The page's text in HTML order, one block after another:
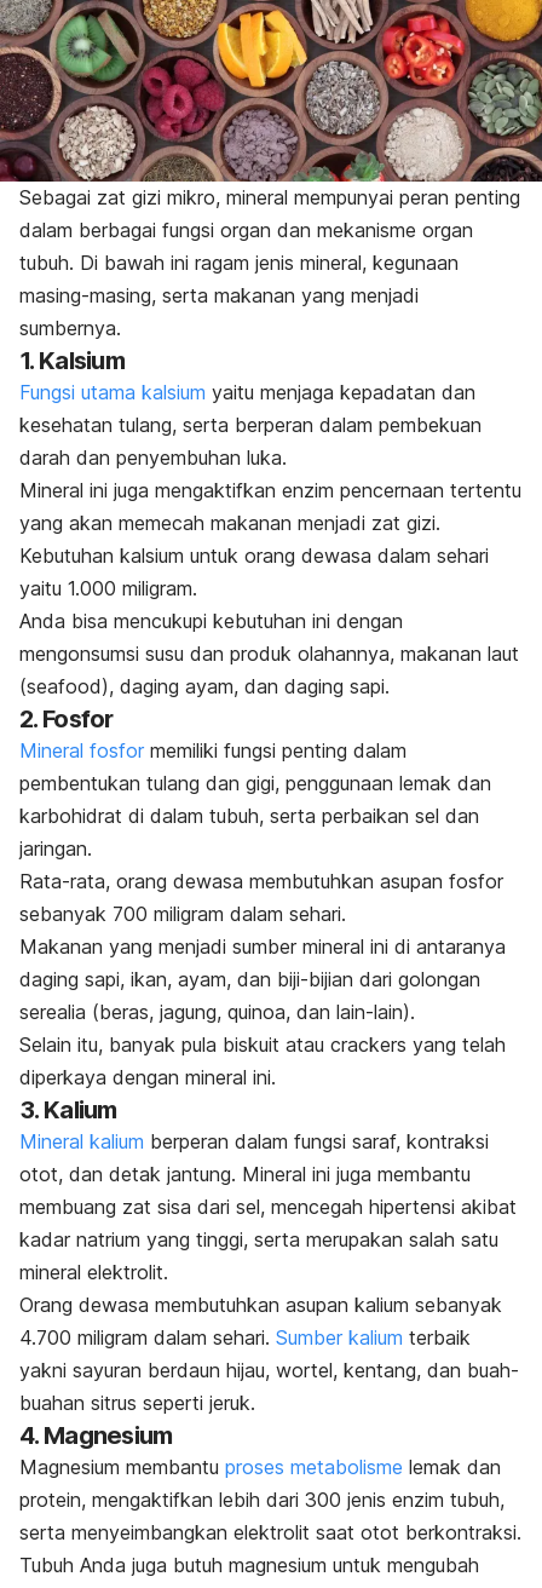
Sebagai zat gizi mikro, mineral mempunyai peran penting
dalam berbagai fungsi organ dan mekanisme organ
tubuh. Di bawah ini ragam jenis mineral, kegunaan
masing-masing, serta makanan yang menjadi
sumbernya.
1. Kalsium
Fungsi utama kalsium yaitu menjaga kepadatan dan
kesehatan tulang, serta berperan dalam pembekuan
darah dan penyembuhan luka.
Mineral ini juga mengaktifkan enzim pencernaan tertentu
yang akan memecah makanan menjadi zat gizi.
Kebutuhan kalsium untuk orang dewasa dalam sehari
yaitu 1.000 miligram.
Anda bisa mencukupi kebutuhan ini dengan
mengonsumsi susu dan produk olahannya, makanan laut
(seafood), daging ayam, dan daging sapi.
2. Fosfor
Mineral fosfor memiliki fungsi penting dalam
pembentukan tulang dan gigi, penggunaan lemak dan
karbohidrat di dalam tubuh, serta perbaikan sel dan
jaringan.
Rata-rata, orang dewasa membutuhkan asupan fosfor
sebanyak 700 miligram dalam sehari.
Makanan yang menjadi sumber mineral ini di antaranya
daging sapi, ikan, ayam, dan biji-bijian dari golongan
serealia (beras, jagung, quinoa, dan lain-lain).
Selain itu, banyak pula biskuit atau crackers yang telah
diperkaya dengan mineral ini.
3. Kalium
Mineral kalium berperan dalam fungsi saraf, kontraksi
otot, dan detak jantung. Mineral ini juga membantu
membuang zat sisa dari sel, mencegah hipertensi akibat
kadar natrium yang tinggi, serta merupakan salah satu
mineral elektrolit.
Orang dewasa membutuhkan asupan kalium sebanyak
4.700 miligram dalam sehari. Sumber kalium terbaik
yakni sayuran berdaun hijau, wortel, kentang, dan buah-
buahan sitrus seperti jeruk.
4. Magnesium
Magnesium membantu proses metabolisme lemak dan
protein, mengaktifkan lebih dari 300 jenis enzim tubuh,
serta menyeimbangkan elektrolit saat otot berkontraksi.
Tubuh Anda juga butuh magnesium untuk mengubah